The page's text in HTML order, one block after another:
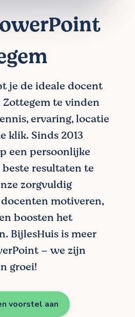
je de ideale docent
te vinden
ervaring, locatie
klik. Sinds 2013
een persoonlijke
resultaten te
zorgvuldig
motiveren,
boosten het
BijlesHuis is meer
– we zijn
groei!
voorstel aan